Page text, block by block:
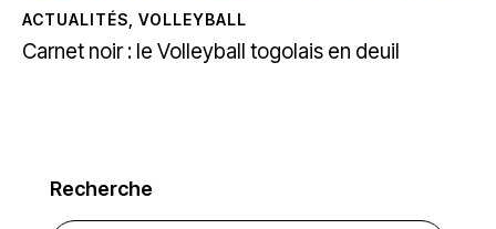
ACTUALITÉS VOLLEYBALL
Carnet noir : le Volleyball togolais en deuil
Recherche